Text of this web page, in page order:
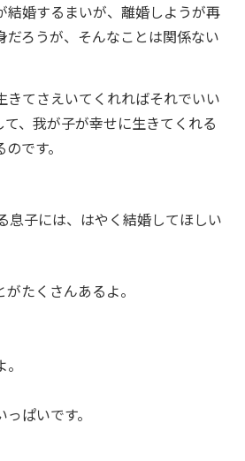
結婚するまいが、離婚しようが再
だろうが、そんなことは関係ない
きてさえいてくれればそれでいい
て、我が子が幸せに生きてくれる
です。
息子には、はやく結婚してほしい
たくさんあるよ。
ぱいです。